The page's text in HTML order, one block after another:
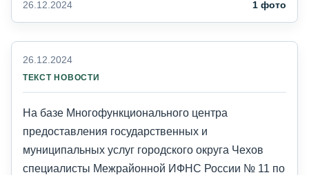
26.12.2024 1 фото
26.12.2024
ТЕКСТ НОВОСТИ
На базе Многофункционального центра
предоставления государственных и
муниципальных услуг городского округа Чехов
специалисты Межрайонной ИФНС России № 11 по